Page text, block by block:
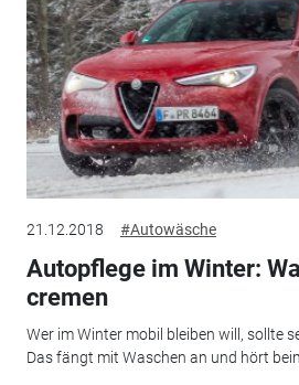
21.12.2018 #Autowäsche
Autopflege im Winter:
cremen
Wer im Winter mobil bleiben will, sollte
Das fängt mit Waschen an und hört